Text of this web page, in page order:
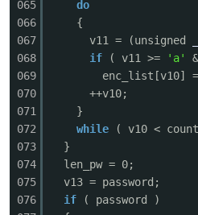
065
066
067
068
069
070
071
072
073
074
075
076
do
{
v11 = (unsigned
if
( v11 >= 'a'
enc_list[v10]
++v10;
}
while
(
}
len_pw = 0;
v13 = password;
if
( password )